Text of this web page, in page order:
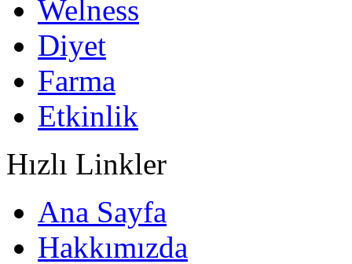
Welness
Diyet
Farma
Etkinlik
Hızlı Linkler
Ana Sayfa
Hakkımızda